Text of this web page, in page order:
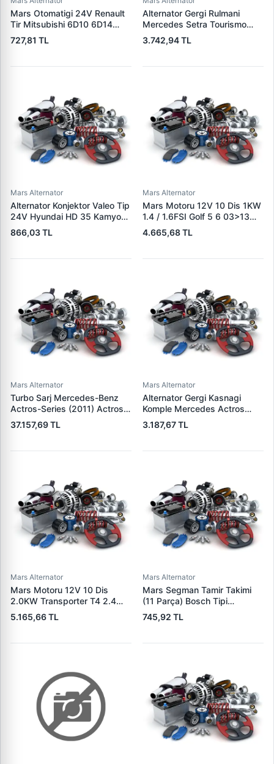
Mars Otomatigi 24V Renault
Tir Mitsubishi 6D10 6D14
Motor | DWA 39105 | OEM
M371X20171
727,81 TL
Alternator Gergi Rulmani
Mercedes Setra Tourismo
Travego 0 350 99> | SKF
VKMCV 51012 | OEM
9062001870
3.742,94 TL
Mars Alternator
Alternator Konjektor Valeo Tip
24V Hyundai HD 35 Kamyon
Is Makinesi Mitsubishi (L,R) |
GENON GNR-V401H | OEM
866,03 TL
Mars Alternator
Mars Motoru 12V 10 Dis 1KW
1.4 / 1.6FSI Golf 5 6 03>13
Jetta 3 06>14 Polo 02> A1
11>14 A3 04>08 Altea 07>13
CARGO F032114034 | OEM
4.665,68 TL
Mars Alternator
Turbo Sarj Mercedes-Benz
Actros-Series (2011) Actros
2048 Ls | NISSENS 93826 |
OEM 4710903480
37.157,69 TL
Mars Alternator
Alternator Gergi Kasnagi
Komple Mercedes Actros
Axor 03> (OM541940) | SKF
VKMCV 51005 | OEM
3.187,67 TL
Mars Alternator
Mars Motoru 12V 10 Dis
2.0KW Transporter T4 2.4
2.5TDI 91>04 (Bosch Type) |
CARGO F032113387 | OEM
02B911023B
5.165,66 TL
Mars Alternator
Mars Segman Tamir Takimi
(11 Parça) Bosch Tipi
Mercedes Kamyon | KLF
111967
745,92 TL